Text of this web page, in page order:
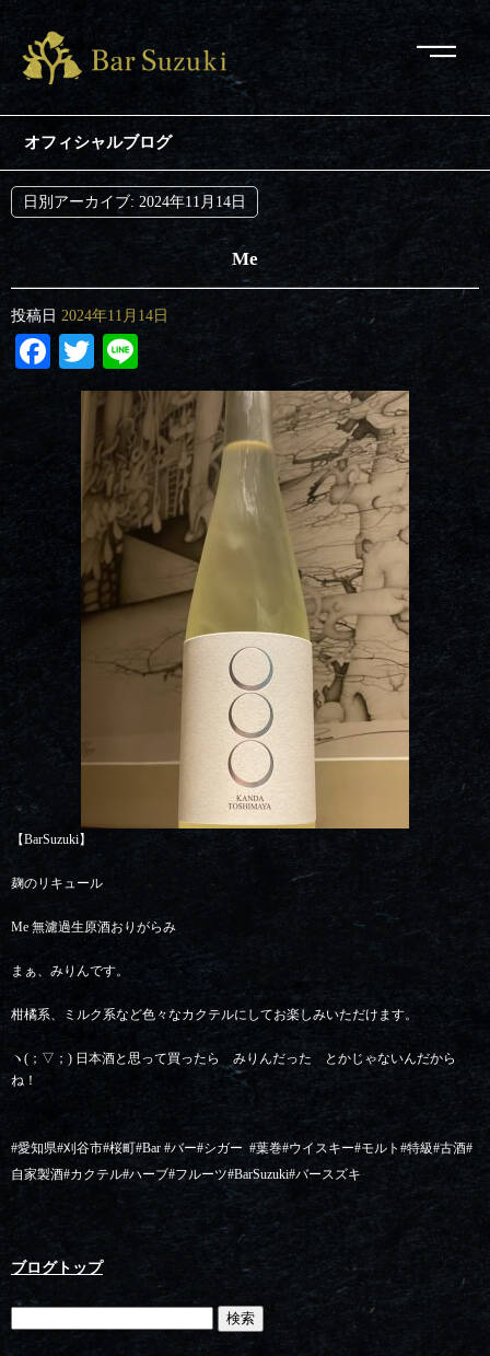
オフィシャルブログ
日別アーカイブ: 2024年11月14日
Me
投稿日 2024年11月14日
Facebook
TwitterLine
【BarSuzuki】
麹のリキュール
Me 無濾過生原酒おりがらみ
まぁ、みりんです。
柑橘系、ミルク系など色々なカクテルにしてお楽しみいただけます。
ヽ(；▽；) 日本酒と思って買ったら みりんだった とかじゃないんだから
ね！
#愛知県#刈谷市#桜町#Bar #バー#シガー #葉巻#ウイスキー#モルト#特級#古酒#
自家製酒#カクテル#ハーブ#フルーツ#BarSuzuki#バースズキ
ブログトップ